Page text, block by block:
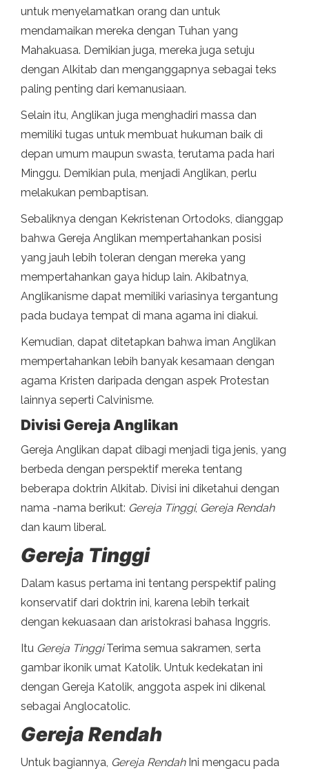
untuk menyelamatkan orang dan untuk
mendamaikan mereka dengan Tuhan yang
Mahakuasa. Demikian juga, mereka juga setuju
dengan Alkitab dan menganggapnya sebagai teks
paling penting dari kemanusiaan.
Selain itu, Anglikan juga menghadiri massa dan
memiliki tugas untuk membuat hukuman baik di
depan umum maupun swasta, terutama pada hari
Minggu. Demikian pula, menjadi Anglikan, perlu
melakukan pembaptisan.
Sebaliknya dengan Kekristenan Ortodoks, dianggap
bahwa Gereja Anglikan mempertahankan posisi
yang jauh lebih toleran dengan mereka yang
mempertahankan gaya hidup lain. Akibatnya,
Anglikanisme dapat memiliki variasinya tergantung
pada budaya tempat di mana agama ini diakui.
Kemudian, dapat ditetapkan bahwa iman Anglikan
mempertahankan lebih banyak kesamaan dengan
agama Kristen daripada dengan aspek Protestan
lainnya seperti Calvinisme.
Divisi Gereja Anglikan
Gereja Anglikan dapat dibagi menjadi tiga jenis, yang
berbeda dengan perspektif mereka tentang
beberapa doktrin Alkitab. Divisi ini diketahui dengan
nama -nama berikut: Gereja Tinggi, Gereja Rendah
dan kaum liberal.
Gereja Tinggi
Dalam kasus pertama ini tentang perspektif paling
konservatif dari doktrin ini, karena lebih terkait
dengan kekuasaan dan aristokrasi bahasa Inggris.
Itu Gereja TinggiTerima semua sakramen, serta
gambar ikonik umat Katolik. Untuk kedekatan ini
dengan Gereja Katolik, anggota aspek ini dikenal
sebagai Anglocatolic.
Gereja Rendah
Untuk bagiannya, Gereja RendahIni mengacu pada